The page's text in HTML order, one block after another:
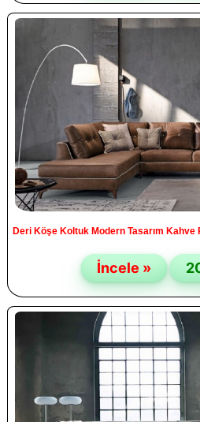
Deri Köşe Koltuk Modern Tasarım
İncele »